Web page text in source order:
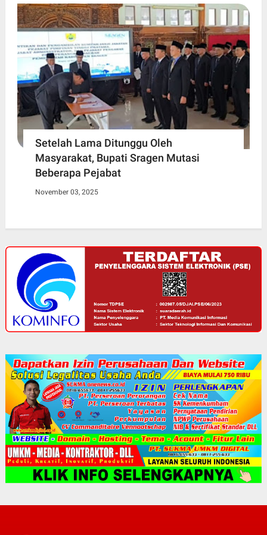
Setelah Lama Ditunggu Oleh
Masyarakat, Bupati Sragen Mutasi
Beberapa Pejabat
November 03, 2025